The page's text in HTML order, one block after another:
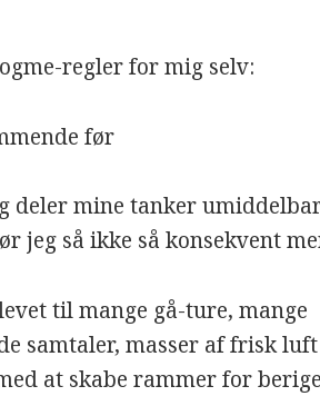
regler for mig selv:
før
deler mine tanker
jeg så ikke så konsekvent
til mange gå-ture, mange
samtaler, masser af frisk luft
at skabe rammer for